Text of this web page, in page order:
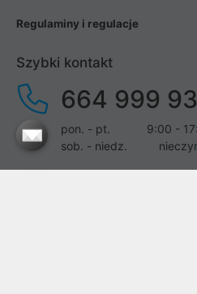
Regulaminy i regulacje
Szybki kontakt
664 999
pon. - pt.
9:00 -
sob. - niedz.